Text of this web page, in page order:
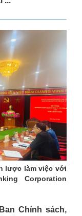
lược làm việc với
Corporation
Chính sách,